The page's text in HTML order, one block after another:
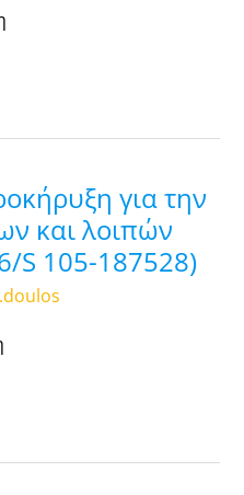
για την
και λοιπών
S 105-187528)